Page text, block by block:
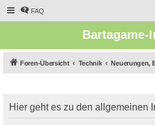
FAQ
Bartagame-
Foren-Übersicht Technik
Hier geht es zu den allgemeinen